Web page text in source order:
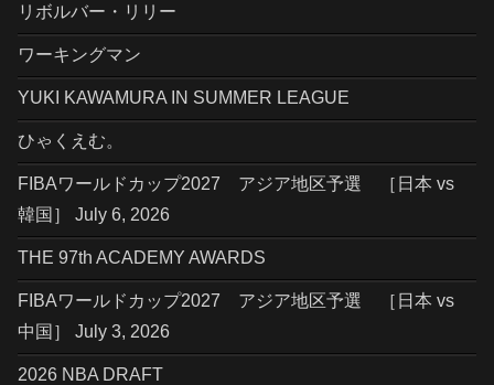
リボルバー・リリー
ワーキングマン
YUKI KAWAMURA IN SUMMER LEAGUE
ひゃくえむ。
FIBAワールドカップ2027 アジア地区予選 ［日本 vs
韓国］ July 6, 2026
THE 97th ACADEMY AWARDS
FIBAワールドカップ2027 アジア地区予選 ［日本 vs
中国］ July 3, 2026
2026 NBA DRAFT